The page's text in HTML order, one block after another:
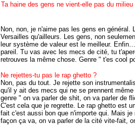
Ta haine des gens ne vient-elle pas du
Non, non, je n'aime pas les gens en
Versailles qu'ailleurs. Les gens, non
leur système de valeur est le meilleur.
pareil. Tu vas avec les mecs de cité, tu
retrouves la même chose. Genre " t'es cool
Ne rejettes-tu pas le rap ghetto ?
Non, pas du tout. Je rejette son
qu'il y ait des mecs qui ne se prennent
genre " on va parler de shit, on va parler de
C'est cela que je regrette. Le rap ghetto est
fait c'est aussi bon que n'importe qui. Mais
façon ça va, on va parler de la cité vite-fait,